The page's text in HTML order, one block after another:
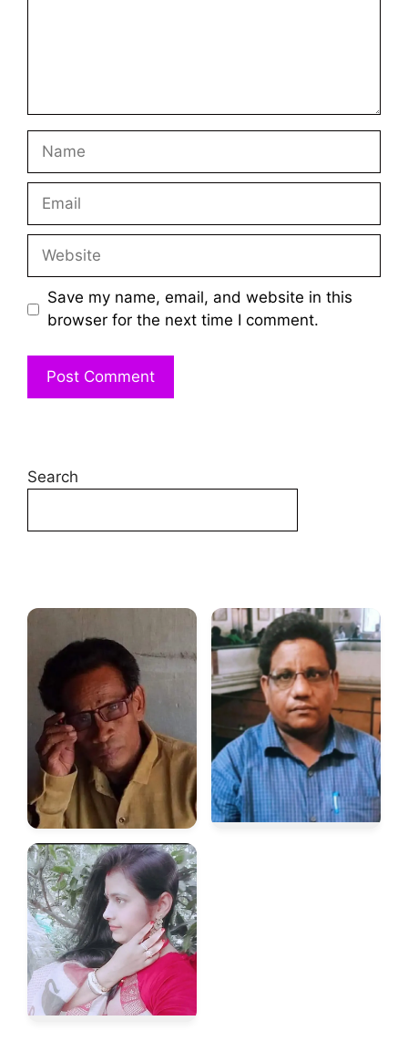
Name
Email
Website
Save my name, email, and website in this
browser for the next time I comment.
Search